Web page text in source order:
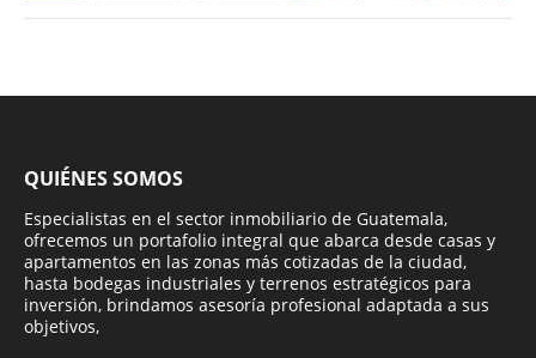
QUIÉNES SOMOS
Especialistas en el sector inmobiliario de Guatemala,
ofrecemos un portafolio integral que abarca desde casas y
apartamentos en las zonas más cotizadas de la ciudad,
hasta bodegas industriales y terrenos estratégicos para
inversión, brindamos asesoría profesional adaptada a sus
objetivos,